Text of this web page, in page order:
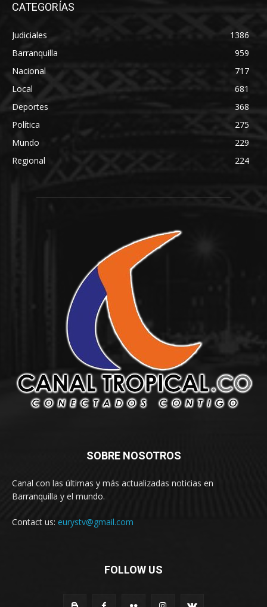
CATEGORÍAS
Judiciales
1386
Barranquilla
959
Nacional
717
Local
681
Deportes
368
Política
275
Mundo
229
Regional
224
SOBRE NOSOTROS
Canal con las últimas y más actualizadas noticias en
Barranquilla y el mundo.
Contact us: eurystv@gmail.com
FOLLOW US